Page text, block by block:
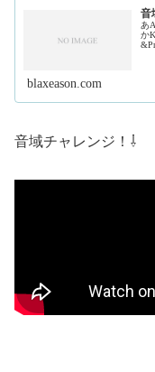
音
あ
か
blaxeason.com
音域チャレンジ！⇩